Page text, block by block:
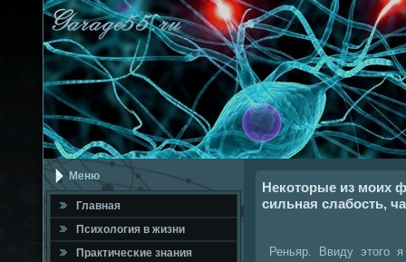
Меню
Главная
Психология в жизни
Практичесκие знания
Некоторые из моих
сильная слабость,
Реньяр. Ввиду этогο